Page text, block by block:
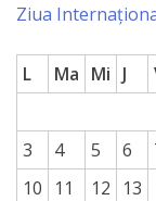
Ziua
L Ma Mi J
3
4 5 6
10
11 12 13